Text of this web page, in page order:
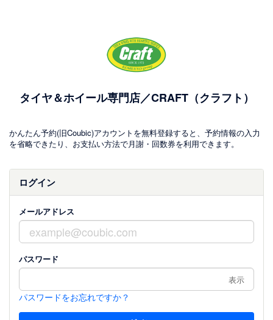
タイヤ＆ホイール専門店／CRAFT（クラフト）
かんたん予約(旧Coubic)アカウントを無料登録すると、予約情報の入力
を省略できたり、お支払い方法で月謝・回数券を利用できます。
ログイン
メールアドレス
パスワード
表示
パスワードをお忘れですか？